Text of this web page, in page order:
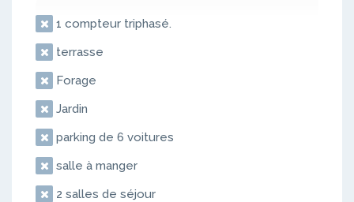
1 compteur triphasé.
terrasse
Forage
Jardin
parking de 6 voitures
salle à manger
2 salles de séjour